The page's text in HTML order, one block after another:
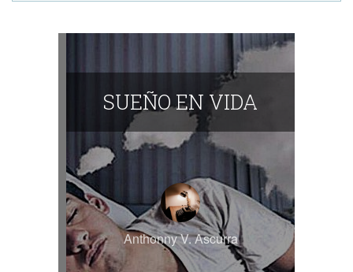
SUEÑO EN VIDA
Anthonny V. Ascurra